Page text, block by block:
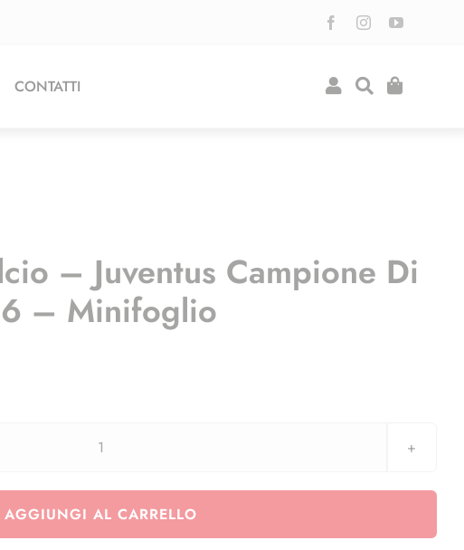
CONTATTI
– Juventus Campione Di
– Minifoglio
Sforzesco
Calcio
AGGIUNGI AL CARRELLO